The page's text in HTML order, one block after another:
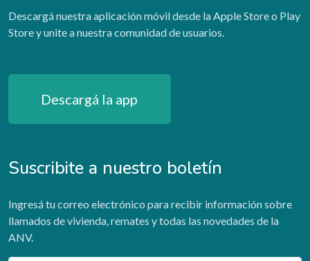
Descargá nuestra aplicación móvil desde la Apple Store o Play
Store y unite a nuestra comunidad de usuarios.
Descargá la app
Suscribite a nuestro boletín
Ingresá tu correo electrónico para recibir información sobre
llamados de vivienda, remates y todas las novedades de la
ANV.